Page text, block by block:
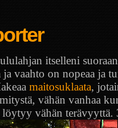
itselleni
vaahto on nopeaa ja
maitosuklaata,
vähän vanhaa
vähän terävyyttä.